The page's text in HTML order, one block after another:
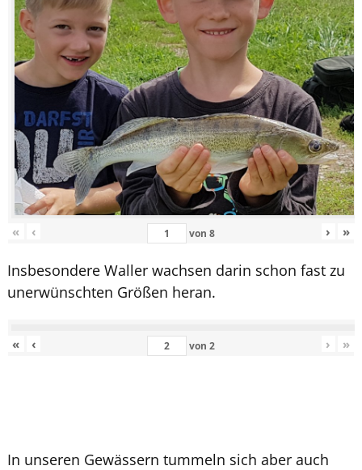
« ‹ von 8 › »
Insbesondere Waller wachsen darin schon fast zu
unerwünschten Größen heran.
« ‹ von 2 › »
In unseren Gewässern tummeln sich aber auch